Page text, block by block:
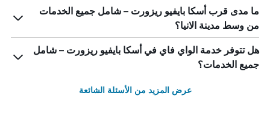
ما مدى قرب أسكا بايفيو ريزورت – شامل جميع الخدمات
من وسط مدينة الانيا؟
هل تتوفر خدمة الواي فاي في أسكا بايفيو ريزورت – شامل
جميع الخدمات؟
عرض المزيد من الأسئلة الشائعة